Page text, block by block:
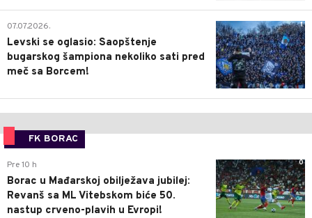
1
07.07.2026.
Levski se oglasio: Saopštenje
bugarskog šampiona nekoliko sati pred
meč sa Borcem!
FK BORAC
0
Pre 10 h
Borac u Mađarskoj obilježava jubilej:
Revanš sa ML Vitebskom biće 50.
nastup crveno-plavih u Evropi!